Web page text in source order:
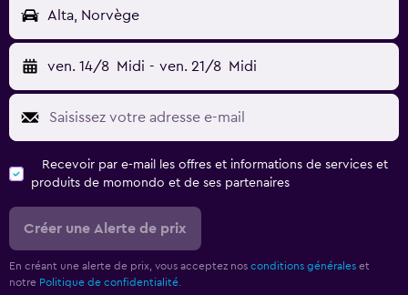
Alta, Norvège
ven. 14/8 Midi - ven. 21/8 Midi
Recevoir par e-mail les offres et informations de services et
produits de momondo et de ses partenaires
Créer une Alerte de prix
En créant une alerte de prix, vous acceptez nos conditions générales et
notre Politique de confidentialité.